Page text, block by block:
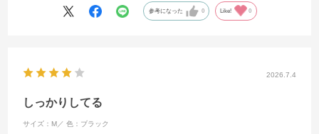
参考になった 0 Like! 0
2026.7.4
しっかりしてる
サイズ：M／ 色：ブラック